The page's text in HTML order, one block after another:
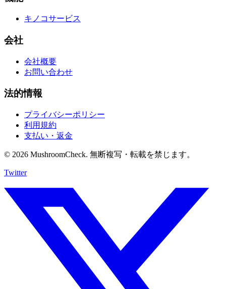
キノコサービス
会社
会社概要
お問い合わせ
法的情報
プライバシーポリシー
利用規約
支払い・返金
© 2026 MushroomCheck. 無断複写・転載を禁じます。
Twitter